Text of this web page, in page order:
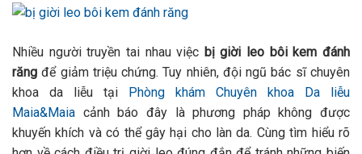
Nhiều người truyền tai nhau việc bị giời leo bôi kem đánh
răng để giảm triệu chứng. Tuy nhiên, đội ngũ bác sĩ chuyên
khoa da liễu tại
Phòng khám Chuyên khoa Da liễu
Maia&Maia cảnh báo đây là phương pháp không được
khuyến khích và có thể gây hại cho làn da. Cùng tìm hiểu rõ